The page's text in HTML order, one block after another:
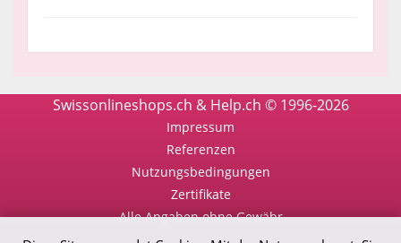
Swissonlineshops.ch & Help.ch © 1996-2026
Impressum
Referenzen
Nutzungsbedingungen
Zertifikate
Alle Angaben ohne Gewähr